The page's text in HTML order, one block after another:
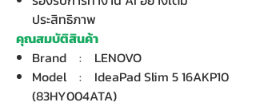
ประสิทธิภาพ
คุณสมบัติสินค้า
Brand : LENOVO
Model : IdeaPad Slim 5 16AKP10
(83HY004ATA)